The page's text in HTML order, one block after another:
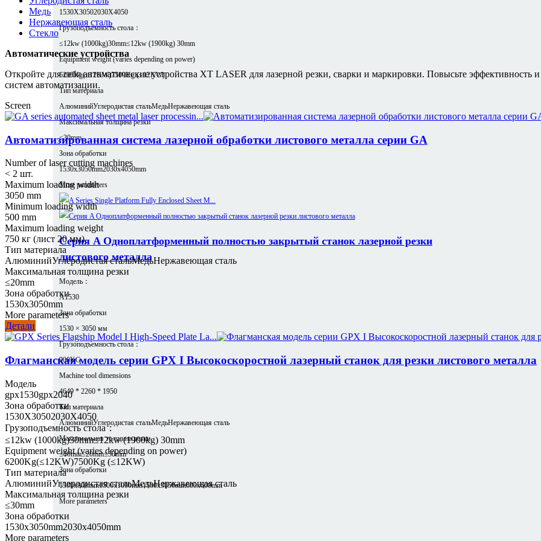
1530X30502030X4050
Грузоподъемность стола：
≤12kw (1000kg)30mm≤12kw (1900kg) 30mm
Equipment weight (varies depending on power)
6200Kg(≤12KW)7500Kg (≤12KW)
Тип материала
АлюминийУглеродистая стальМедьНержавеющая сталь
Максимальная толщина резки
≤30mm
Зона обработки
1530x3050mm2030x4050mm
More parameters
Серия A Одноплатформенный полностью закрытый станок лазерной резки
листового металла
Модель：
A1530
Зона обработки
1530 × 3050 мм
Грузоподъемность стола：
900KG
Machine tool dimensions
4649 * 2260 * 1950
Тип материала
АлюминийУглеродистая стальМедьНержавеющая сталь
Максимальная толщина резки
≤10mm≤20mm≤30mm
Зона обработки
1300x900mm1500x1000mm1530x3050mm600x600mm
More parameters
Медь
Нержавеющая сталь
Стекло
Автоматические устройства
Откройте для себя автоматические устройства XT LASER для лазерной резки, сварки и маркировки. Повысьте
систем автоматизации.
Screen
Автоматизированная система лазерной обработки листового металла серии GA
Number of laser cutting machines
< 2 шт.
Maximum loading width
3050 mm
Minimum loading width
500 mm
Maximum loading weight
750 кг (лист 20 мм)
Тип материала
АлюминийУглеродистая стальМедьНержавеющая сталь
Максимальная толщина резки
≤20mm
Зона обработки
1530x3050mm
More parameters
Детали
Флагманская модель серии GPX I Высокоскоростной лазерный станок для резки листового металла
Модель
gpx1530gpx2040
Зона обработки
1530X30502030X4050
Грузоподъемность стола：
≤12kw (1000kg)30mm≤12kw (1900kg) 30mm
Equipment weight (varies depending on power)
6200Kg(≤12KW)7500Kg (≤12KW)
Тип материала
АлюминийУглеродистая стальМедьНержавеющая сталь
Максимальная толщина резки
≤30mm
Зона обработки
1530x3050mm2030x4050mm
More parameters